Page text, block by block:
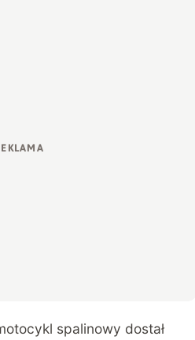
spalinowy dostał